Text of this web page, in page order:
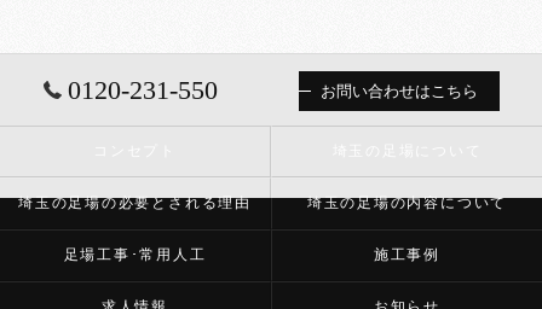
0120-231-550 お問い合わせはこちら
埼玉の足場の必要とされる理由 埼玉の足場の内容について
足場工事･常用人工 施工事例